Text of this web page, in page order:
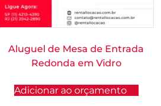
Aluguel de Mesa de Entrada
Redonda em Vidro
Adicionar ao orçamento